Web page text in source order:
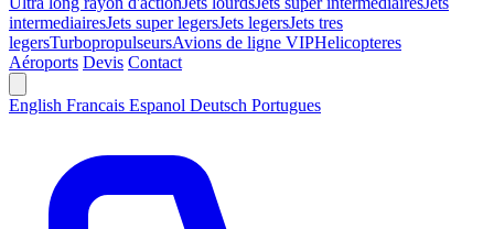
intermediairesJets super legersJets legersJets tres
legersTurbopropulseursAvions de ligne VIPHelicopteres
Aéroports Devis Contact
English Francais Espanol Deutsch Portugues